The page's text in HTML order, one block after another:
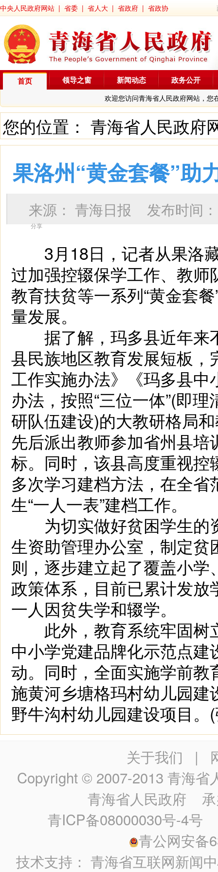
中央人民政府网站 | 省委 | 省人大 | 省政府 | 省政协
首页
欢迎您访问青海省人民政府网站，您
领导之窗 新闻动态 政务公开
您的位置： 青海省人民政府
果洛州“黄金套餐”助
来源：青海日报 发布时间
分享
3月18日，记者从果洛藏
过加强控辍保学工作、教
教育扶贫等一系列“黄金套
量发展。
据了解，玛多县近年来
县民族地区教育发展短板
工作实施办法》《玛多县
办法，按照“三位一体”(即
研队伍建设)的大教研格局
先后派出教师参加省州县
标。同时，该县高度重视
多次学习建档方法，在全
生“一人一表”建档工作。
为切实做好贫困学生的
生资助管理办公室，制定
则，逐步建立起了覆盖小
政策体系，目前已累计发
一人因贫失学和辍学。
此外，教育系统牢固树
中小学党建品牌化示范点建
动。同时，全面实施学前
施黄河乡塘格玛村幼儿园
野牛沟村幼儿园建设项目
关于我们 |
Copyright © 2007-2013 青海省
青海省人民政府 承
青ICP备08000030号-4号
青公网安备
技术支持：青海省互联网新闻